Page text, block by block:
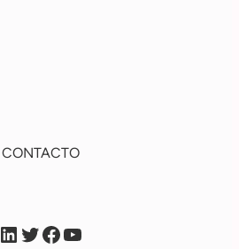
CONTACTO
VFW Linkein VFW X VFW Facebook VFW YouTube